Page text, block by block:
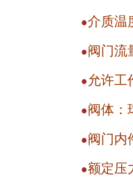
●介质温
●阀门流
●允许工
●阀体：
●阀门内
●额定压